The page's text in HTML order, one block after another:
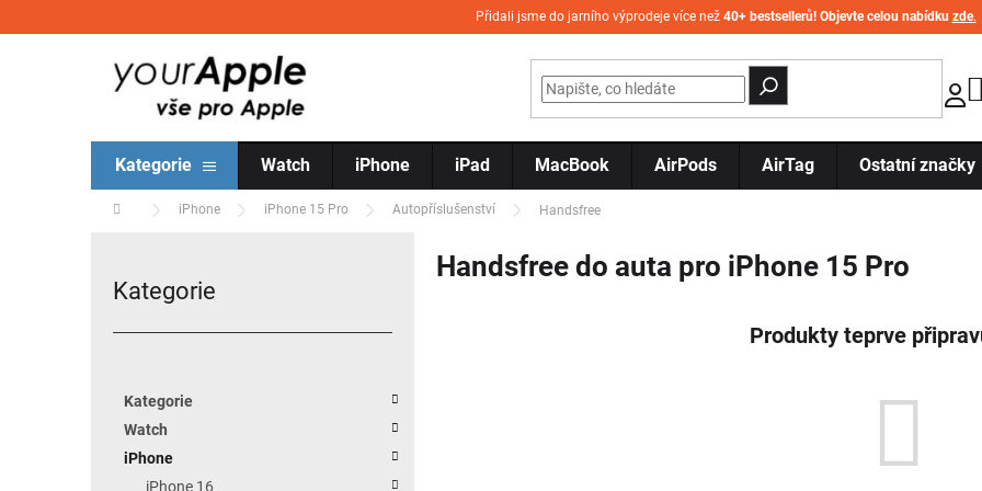
Přidali jsme do jarního výprodeje více než 40+ bestsellerů! Objevte celou nabídku zde.
Kategorie Watch iPhone iPad MacBook AirPods AirTag Ostatní značky
Domů iPhone iPhone 15 Pro Autopříslušenství Handsfree
Přeskočit kategorie
Kategorie
Kategorie
Watch
iPhone
iPhone 16
Handsfree do auta pro iPhone 15 Pro
Produkty teprve